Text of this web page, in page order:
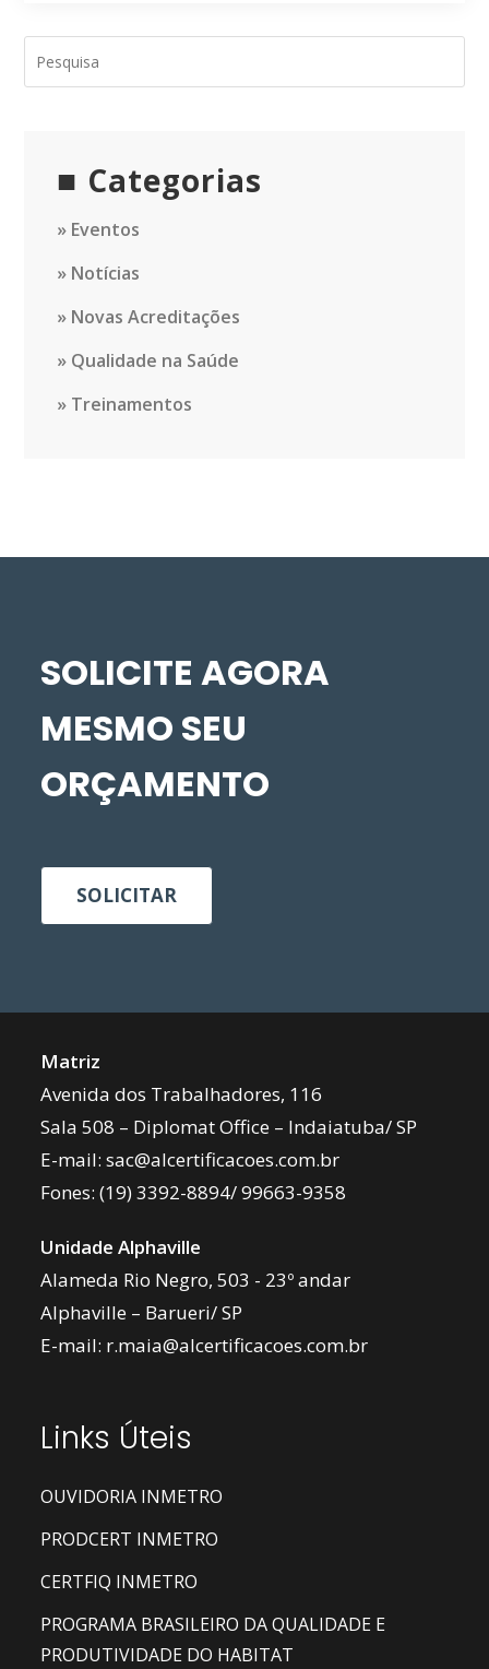
Categorias
Eventos
Notícias
Novas Acreditações
Qualidade na Saúde
Treinamentos
SOLICITE AGORA
MESMO SEU
ORÇAMENTO
SOLICITAR
Matriz
Avenida dos Trabalhadores, 116
Sala 508 – Diplomat Office – Indaiatuba/ SP
E-mail:sac@alcertificacoes.com.br
Fones:(19) 3392-8894/99663-9358
Unidade Alphaville
Alameda Rio Negro, 503 - 23º andar
Alphaville – Barueri/ SP
E-mail: r.maia@alcertificacoes.com.br
Links Úteis
OUVIDORIA INMETRO
PRODCERT INMETRO
CERTFIQ INMETRO
PROGRAMA BRASILEIRO DA QUALIDADE E
PRODUTIVIDADE DO HABITAT